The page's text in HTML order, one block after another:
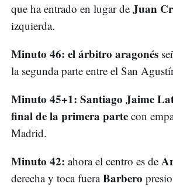
que ha entrado en lugar de Juan
izquierda.
Minuto 46: el árbitro aragonés
la segunda parte entre el San
Minuto 45+1: Santiago Jaime
final de la primera parte con
Madrid.
Minuto 42: ahora el centro es de
derecha y toca fueraBarbero